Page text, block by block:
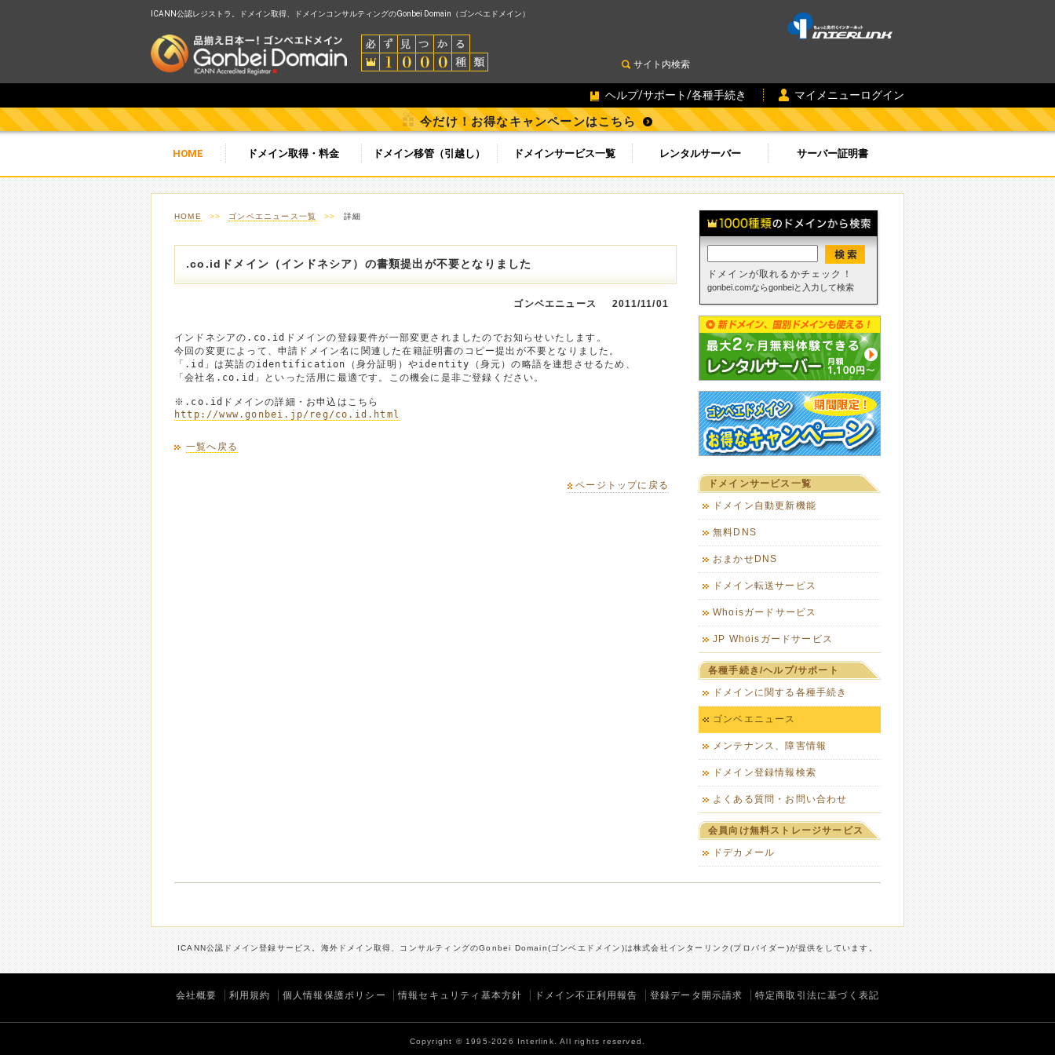
ICANN公認レジストラ。ドメイン取得、ドメインコンサルティングのGonbei Domain（ゴンベエドメイン）
サイト内検索
ヘルプ/サポート/各種手続き マイメニューログイン
今だけ！お得なキャンペーンはこちら
HOME ドメイン取得・料金 ドメイン移管（引越し） ドメインサービス一覧 レンタルサーバー サーバー証明書
HOME >> ゴンベエニュース一覧 >> 詳細
.co.idドメイン（インドネシア）の書類提出が不要となりました
ゴンベエニュース 2011/11/01
インドネシアの.co.idドメインの登録要件が一部変更されましたのでお知らせいたします。
今回の変更によって、申請ドメイン名に関連した在籍証明書のコピー提出が不要となりました。
「.id」は英語のidentification（身分証明）やidentity（身元）の略語を連想させるため、
「会社名.co.id」といった活用に最適です。この機会に是非ご登録ください。
http://www.gonbei.jp/reg/co.id.html
一覧へ戻る
ページトップに戻る
ドメインが取れるかチェック！
gonbei.comならgonbeiと入力して検索
ドメインサービス一覧
ドメイン自動更新機能
無料DNS
おまかせDNS
ドメイン転送サービス
Whoisガードサービス
JP Whoisガードサービス
各種手続き/ヘルプ/サポート
ドメインに関する各種手続き
ゴンベエニュース
メンテナンス、障害情報
ドメイン登録情報検索
よくある質問・お問い合わせ
会員向け無料ストレージサービス
ドデカメール
ICANN公認ドメイン登録サービス。海外ドメイン取得、コンサルティングのGonbei Domain(ゴンベエドメイン)は株式会社インターリンク(プロバイダー)が提供をしています。
会社概要 利用規約 個人情報保護ポリシー 情報セキュリティ基本方針 ドメイン不正利用報告 登録データ開示請求 特定商取引法に基づく表記
Copyright © 1995-2026 Interlink. All rights reserved.